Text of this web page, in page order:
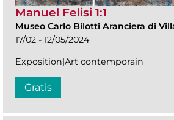
Manuel Felisi 1:1
Museo Carlo Bilotti Aranciera di
17/02 - 12/05/2024
Exposition|Art contemporain
Gratis